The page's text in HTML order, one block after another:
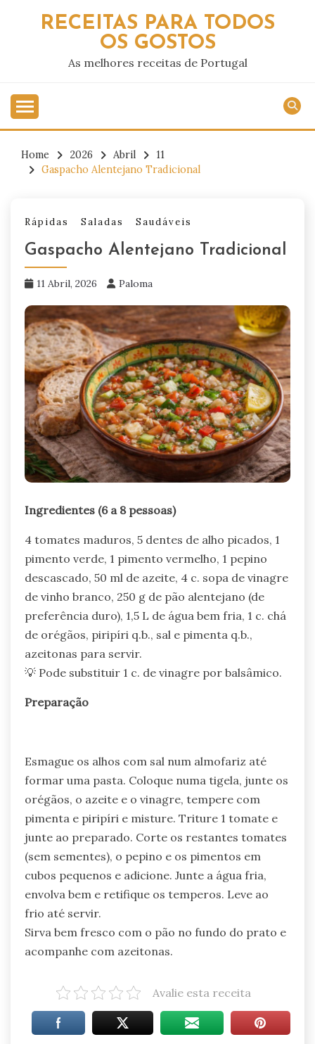
RECEITAS PARA TODOS
OS GOSTOS
As melhores receitas de Portugal
Home 2026 Abril
11
Gaspacho Alentejano Tradicional
Rápidas Saladas Saudáveis
Gaspacho Alentejano Tradicional
11 Abril, 2026 Paloma
Ingredientes (6 a 8 pessoas)
4 tomates maduros, 5 dentes de alho picados, 1
pimento verde, 1 pimento vermelho, 1 pepino
descascado, 50 ml de azeite, 4 c. sopa de vinagre
de vinho branco, 250 g de pão alentejano (de
preferência duro), 1,5 L de água bem fria, 1 c. chá
de orégãos, piripíri q.b., sal e pimenta q.b.,
azeitonas para servir.
💡 Pode substituir 1 c. de vinagre por balsâmico.
Preparação
Esmague os alhos com sal num almofariz até
formar uma pasta. Coloque numa tigela, junte os
orégãos, o azeite e o vinagre, tempere com
pimenta e piripíri e misture. Triture 1 tomate e
junte ao preparado. Corte os restantes tomates
(sem sementes), o pepino e os pimentos em
cubos pequenos e adicione. Junte a água fria,
envolva bem e retifique os temperos. Leve ao
frio até servir.
Sirva bem fresco com o pão no fundo do prato e
acompanhe com azeitonas.
Avalie esta receita